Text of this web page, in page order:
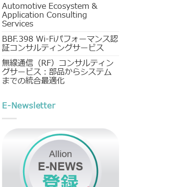
Automotive Ecosystem &
Application Consulting
Services
BBF.398 Wi-Fiパフォーマンス認
証コンサルティングサービス
無線通信（RF）コンサルティン
グサービス：部品からシステム
までの統合最適化
E-Newsletter